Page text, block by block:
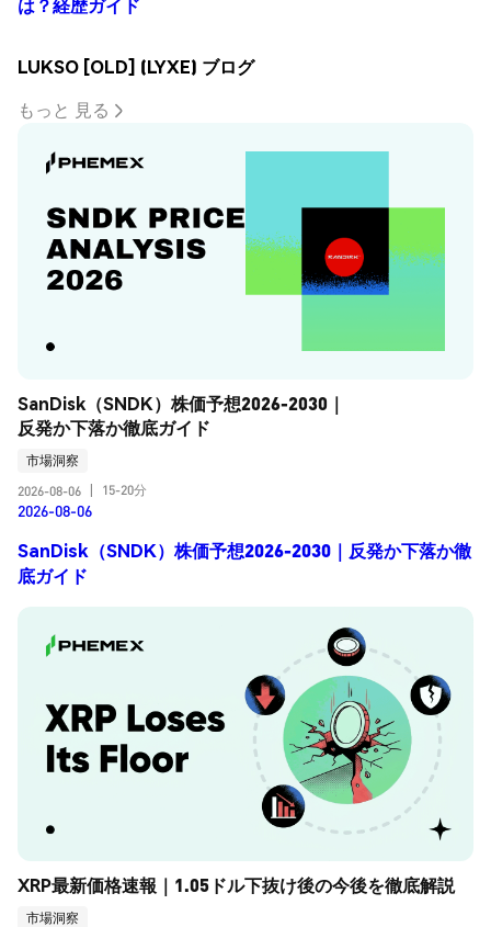
は？経歴ガイド
LUKSO [OLD] (LYXE) ブログ
もっと 見る
SanDisk（SNDK）株価予想2026-2030｜
反発か下落か徹底ガイド
市場洞察
2026-08-06
15-20分
2026-08-06
SanDisk（SNDK）株価予想2026-2030｜反発か下落か徹
底ガイド
XRP最新価格速報｜1.05ドル下抜け後の今後を徹底解説
市場洞察